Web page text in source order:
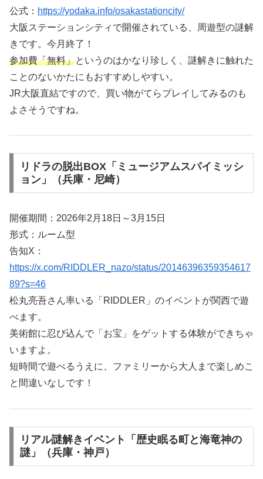
公式： https://yodaka.info/osakastationcity/
大阪ステーションシティで開催されている、周遊型の謎解
きです。今月終了！
参加費「無料」というのはかなり珍しく、謎解きに触れた
ことのないかたにもおすすめしやすい。
JR大阪直結ですので、買い物がてらプレイしてみるのも
よさそうですね。
リドラの脱出BOX「ミュージアムスパイミッシ
ョン」（兵庫・尼崎）
開催期間：2026年2月18日～3月15日
形式：ルーム型
告知X：
https://x.com/RIDDLER_nazo/status/20146396359354617
89?s=46
松丸亮吾さん率いる「RIDDLER」のイベントが関西で遊
べます。
美術館に忍び込んで「お宝」をゲットする体験ができちゃ
いますよ。
短時間で遊べるうえに、ファミリーから大人まで楽しめこ
と間違いなしです！
リアル謎解きイベント「歴史眠る町と海竜神の
謎」（兵庫・神戸）